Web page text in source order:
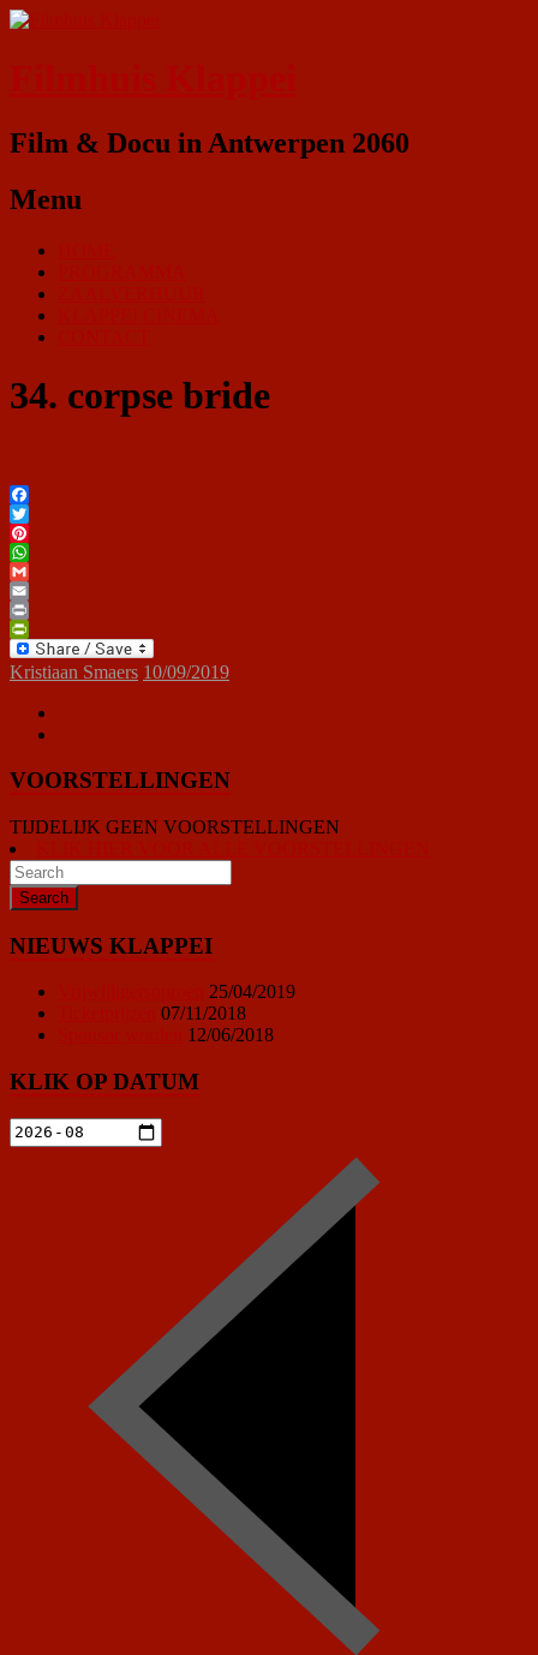
Film & Docu in Antwerpen 2060
Menu
34. corpse bride
Facebook
Twitter
Pinterest
WhatsApp
Gmail
Email
Print
PrintFriendly
Kristiaan Smaers 10/09/2019
VOORSTELLINGEN
TIJDELIJK GEEN VOORSTELLINGEN
NIEUWS KLAPPEI
25/04/2019
07/11/2018
12/06/2018
KLIK OP DATUM